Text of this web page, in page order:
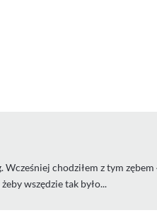
chodziłem z tym
wszędzie tak było...